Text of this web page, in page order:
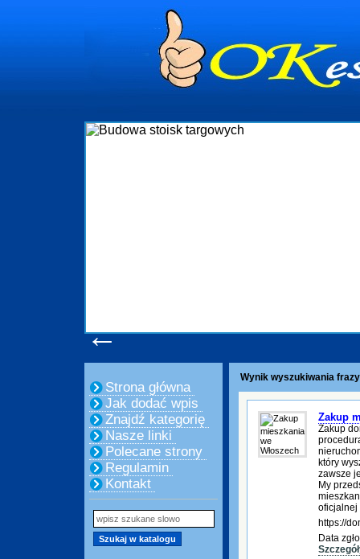
←
Strona główna
Jak dodać wpis
Znajdź kategorię
Nasze linki
Polecane strony
Regulamin
Kontakt
Wynik wyszukiwania
Zakup
Zakup
który
zawsze
My
oficjalnej
https://
Data